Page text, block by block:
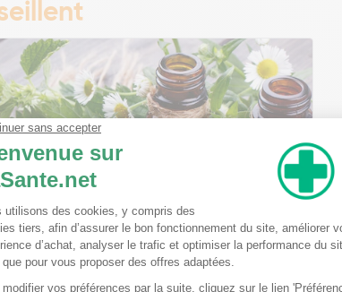
Ma trousse à pharmacie homéopathique
Ceci est un petit guide pratique des traitements
homéopathiques à avoir chez soi ! L'homéopathie
est une disciple à part entière dans l'arsenal